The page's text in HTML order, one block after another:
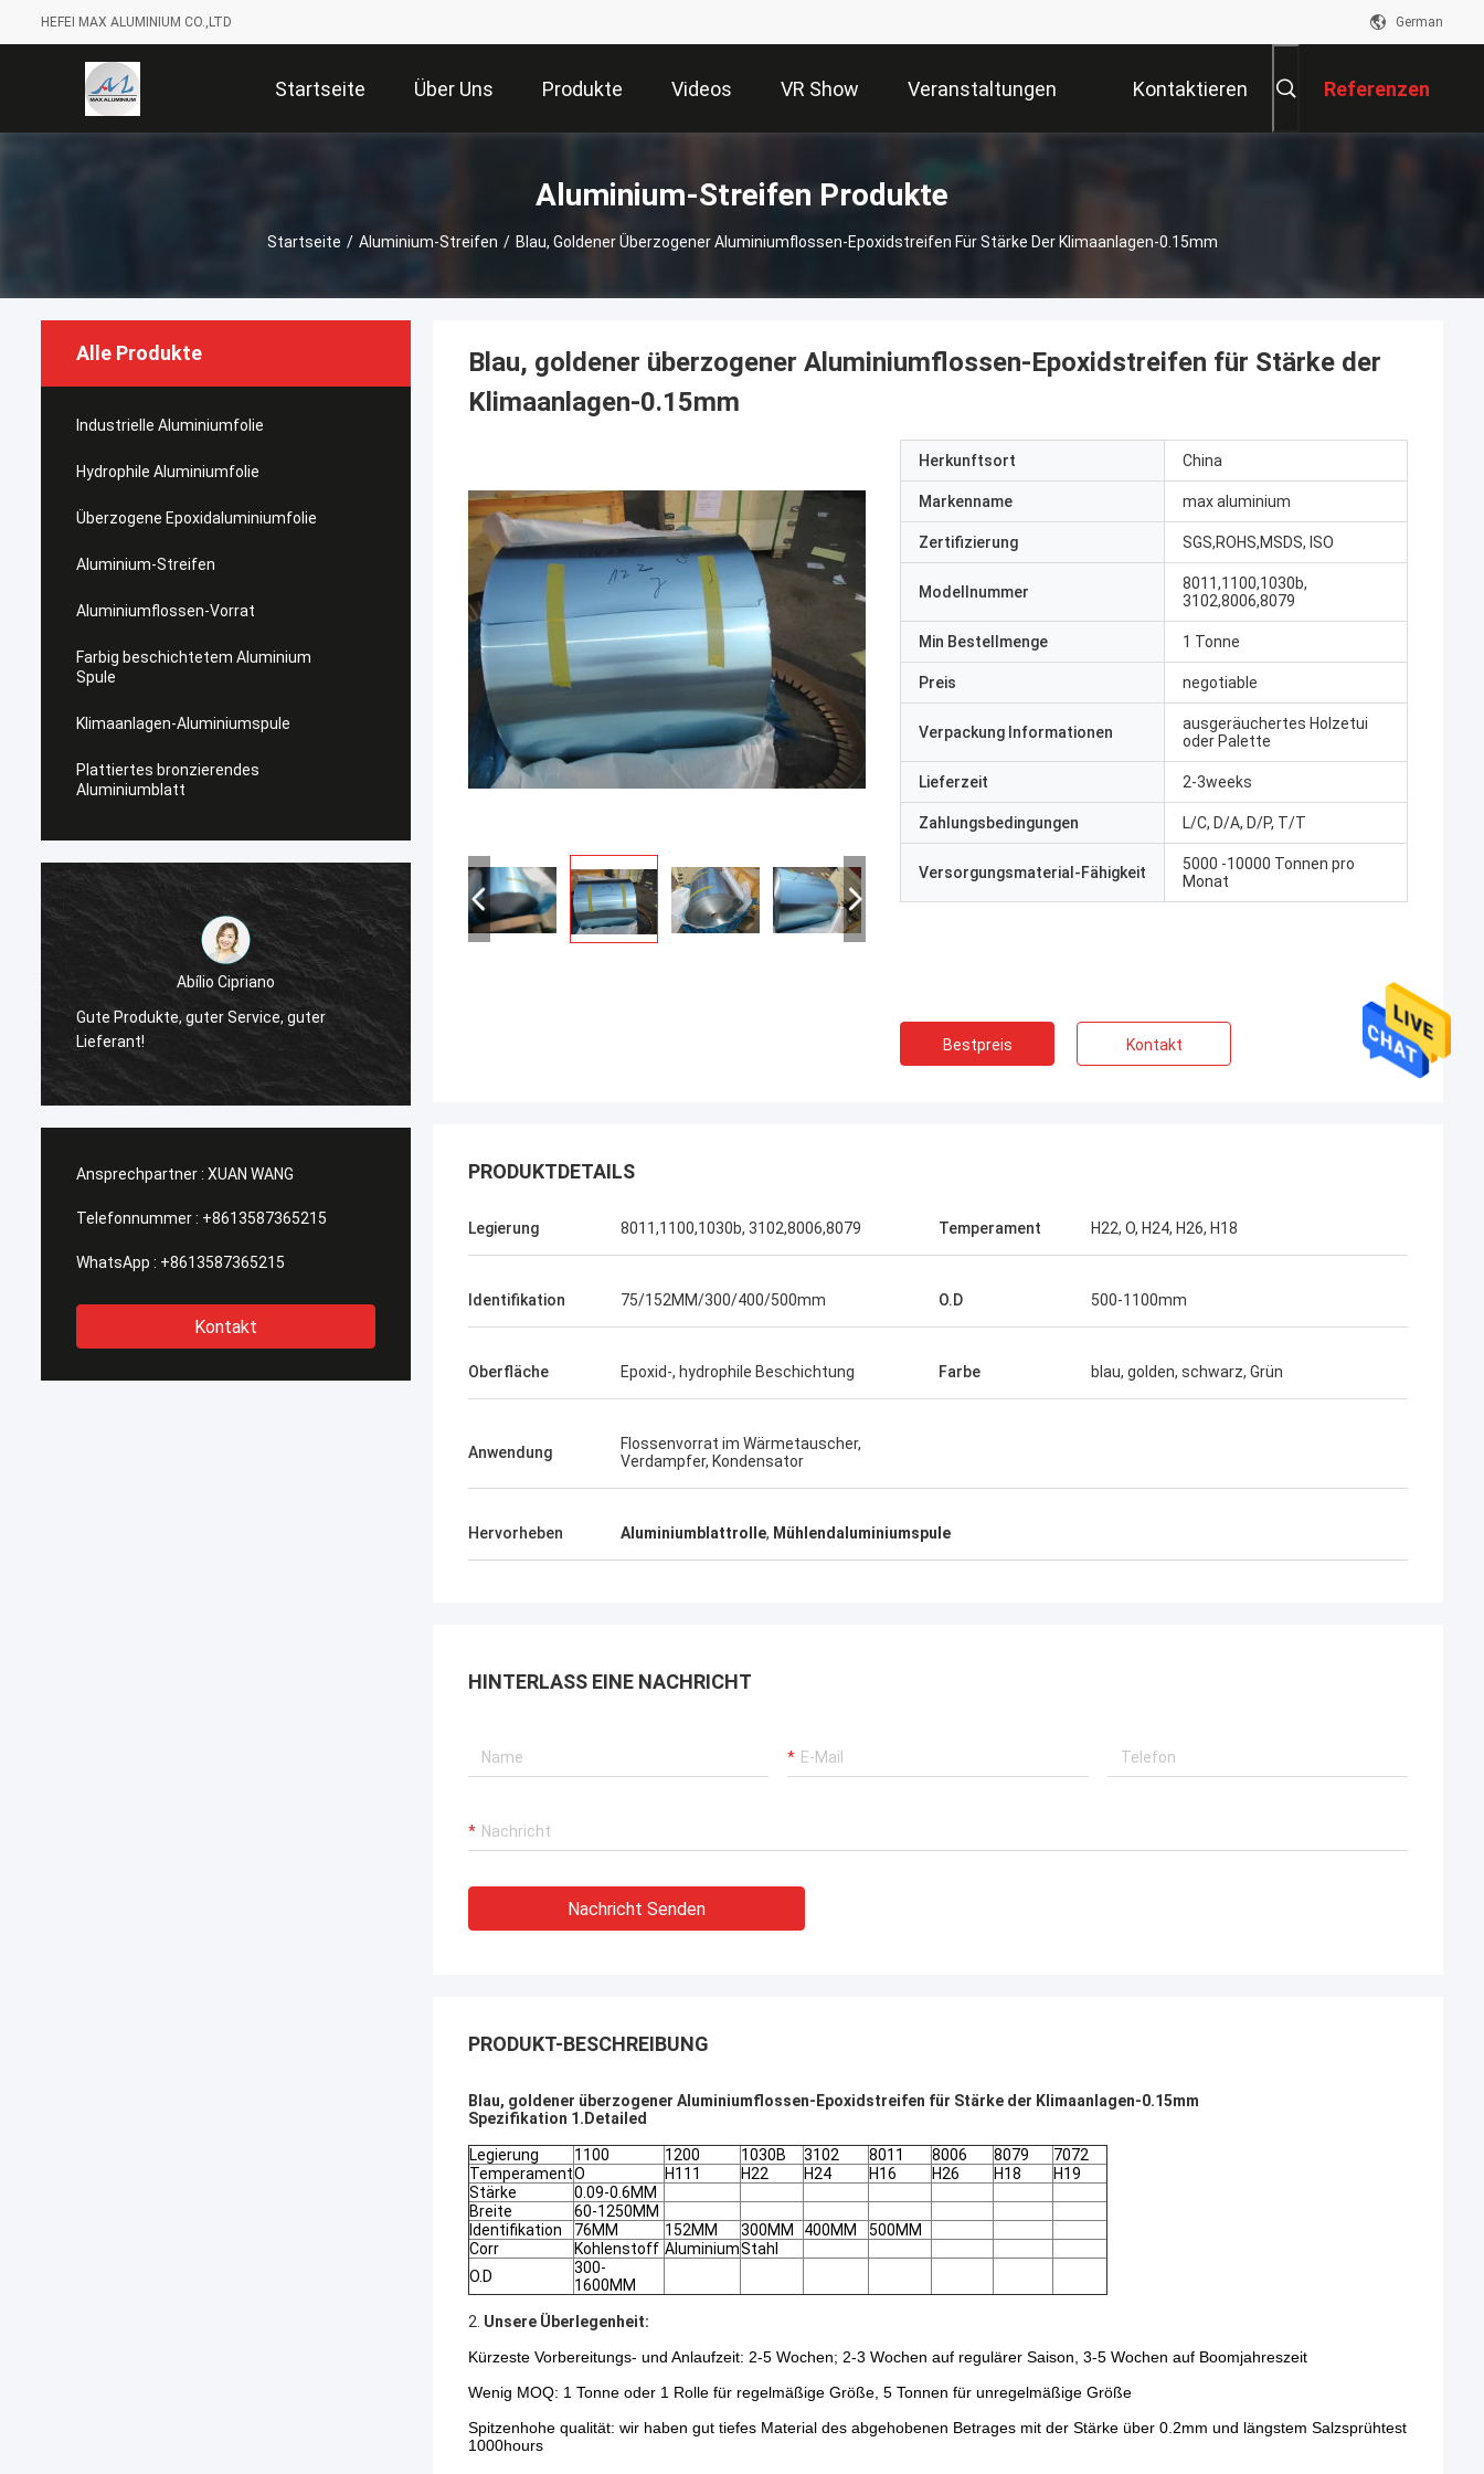
HEFEI MAX ALUMINIUM CO.,LTD German
Startseite Über Uns Produkte Videos VR Show Veranstaltungen Kontaktieren Referenzen
Aluminium-Streifen Produkte
Startseite / Aluminium-Streifen / Blau, Goldener Überzogener Aluminiumflossen-Epoxidstreifen Für Stärke Der Klimaanlagen-0.15mm
Alle Produkte
Industrielle Aluminiumfolie
Hydrophile Aluminiumfolie
Überzogene Epoxidaluminiumfolie
Aluminium-Streifen
Aluminiumflossen-Vorrat
Farbig beschichtetem Aluminium
Spule
Klimaanlagen-Aluminiumspule
Plattiertes bronzierendes
Aluminiumblatt
Service, guter
Michael
Gute Qualität, sind Sie der wirklich gute
Lieferant, den ich suchte. Ich möchte
mehr bestellen. Tritt mit Ihnen bald in
Verbindung.
Ansprechpartner : XUAN WANG
Telefonnummer : +8613587365215
WhatsApp : +8613587365215
Kontakt
Blau, goldener überzogener Aluminiumflossen-Epoxidstreifen für Stärke der
Klimaanlagen-0.15mm
Herkunftsort China
Markenname max aluminium
Zertifizierung SGS,ROHS,MSDS, ISO
Modellnummer
8011,1100,1030b,
3102,8006,8079
Min Bestellmenge 1 Tonne
Preis negotiable
Verpackung Informationen
ausgeräuchertes Holzetui
oder Palette
Lieferzeit 2-3weeks
Zahlungsbedingungen L/C, D/A, D/P, T/T
Versorgungsmaterial-Fähigkeit
5000 -10000 Tonnen pro
Monat
Bestpreis Kontakt
PRODUKTDETAILS
Legierung 8011,1100,1030b, 3102,8006,8079 Temperament H22, O, H24, H26, H18
Identifikation 75/152MM/300/400/500mm O.D 500-1100mm
Oberfläche Epoxid-, hydrophile Beschichtung Farbe blau, golden, schwarz, Grün
Anwendung
Flossenvorrat im Wärmetauscher,
Verdampfer, Kondensator
Hervorheben Aluminiumblattrolle, Mühlendaluminiumspule
HINTERLASS EINE NACHRICHT
Nachricht Senden
PRODUKT-BESCHREIBUNG
Blau, goldener überzogener Aluminiumflossen-Epoxidstreifen für Stärke der Klimaanlagen-0.15mm
Spezifikation 1.Detailed
Legierung 1100 1200 1030B 3102 8011 8006 8079
7072
TemperamentO H111 H22 H24 H16 H26 H18
H19
Stärke
0.09-0.6MM
Breite
60-1250MM
Identifikation
76MM 152MM 300MM 400MM
500MM
Corr
Kohlenstoff AluminiumStahl
O.D
300-
1600MM
2. Unsere Überlegenheit:
Kürzeste Vorbereitungs- und Anlaufzeit: 2-5 Wochen; 2-3 Wochen auf regulärer Saison, 3-5 Wochen auf Boomjahreszeit
Wenig MOQ: 1 Tonne oder 1 Rolle für regelmäßige Größe, 5 Tonnen für unregelmäßige Größe
Spitzenhohe qualität: wir haben gut tiefes Material des abgehobenen Betrages mit der Stärke über 0.2mm und längstem Salzsprühtest
1000hours